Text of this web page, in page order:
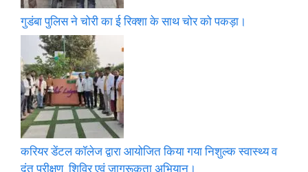
गुडंबा पुलिस ने चोरी का ई रिक्शा के साथ चोर को पकड़ा।
करियर डेंटल कॉलेज द्वारा आयोजित किया गया निशुल्क स्वास्थ्य व
दंत परीक्षण शिविर एवं जागरूकता अभियान।